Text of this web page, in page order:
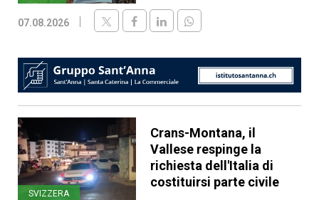
07.08.2026
SVIZZERA
Crans-Montana, il
Vallese respinge la
richiesta dell'Italia di
costituirsi parte civile